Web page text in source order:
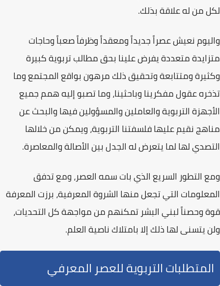
لكل من له علاقة بذلك.
واليوم نعيش عصراً جديداً ومعقداً وظرفاً صعباً وحاجات
متزايدة متعددة يفرض علينا بحق مطالب تربوية كبيرة
وكثيرة ومتتابعة وتحقيق ذلك مرهون بواقع المجتمع وما
تذخره عقول مفكرينا وباحثينا، وما تصبو إليه همم جميع
الأجهزة التربوية والعاملين والمسؤولين فيها والبحث عن
مناهج نقيم عليها فلسفتنا التربوية، ويمكن من خلالها
التصدي لها لما يتعرض له الجدل بينالأصالة والمعاصرة.
ومع التطور السريع الذي بات سمه العصر، ومع تدفق
المعلومات التي تجعل منها الشروة المعرفية، برزت المعرفة
قوة وحصناًلبني البشر تمكنهم من مواجهة كل التحديات،
ولن يتسنى لها ذلك إلا بامتلاك ناصية العلم.
المتطلبات التربوية للعصر المعرفي